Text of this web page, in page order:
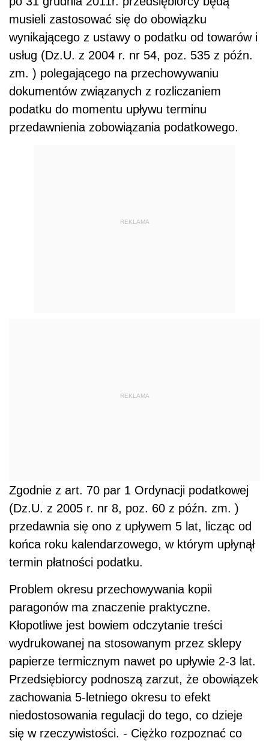
musieli zastosować się do obowiązku
wynikającego z ustawy o podatku od towarów i
usług (Dz.U. z 2004 r. nr 54, poz. 535 z późn.
zm. ) polegającego na przechowywaniu
dokumentów związanych z rozliczaniem
podatku do momentu upływu terminu
przedawnienia zobowiązania podatkowego.
REKLAMA
REKLAMA
Zgodnie z art. 70 par 1 Ordynacji podatkowej
(Dz.U. z 2005 r. nr 8, poz. 60 z późn. zm. )
przedawnia się ono z upływem 5 lat, licząc od
końca roku kalendarzowego, w którym upłynął
termin płatności podatku.
Problem okresu przechowywania kopii
paragonów ma znaczenie praktyczne.
Kłopotliwe jest bowiem odczytanie treści
wydrukowanej na stosowanym przez sklepy
papierze termicznym nawet po upływie 2-3 lat.
Przedsiębiorcy podnoszą zarzut, że obowiązek
zachowania 5-letniego okresu to efekt
niedostosowania regulacji do tego, co dzieje
się w rzeczywistości. - Ciężko rozpoznać co